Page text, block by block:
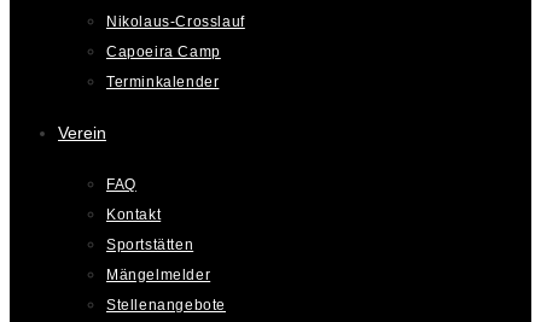
Nikolaus-Crosslauf
Capoeira Camp
Terminkalender
Verein
FAQ
Kontakt
Sportstätten
Mängelmelder
Stellenangebote